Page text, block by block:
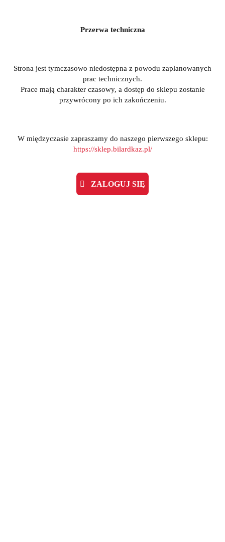
Przerwa techniczna
Strona jest tymczasowo niedostępna z powodu zaplanowanych
prac technicznych.
Prace mają charakter czasowy, a dostęp do sklepu zostanie
przywrócony po ich zakończeniu.
W międzyczasie zapraszamy do naszego pierwszego sklepu:
https://sklep.bilardkaz.pl/
ZALOGUJ SIĘ